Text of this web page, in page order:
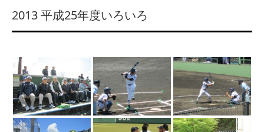
2013 平成25年度いろいろ